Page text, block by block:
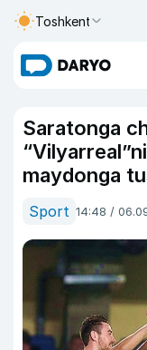
Toshkent
Saratonga
maydonga
Sport 14:48 /